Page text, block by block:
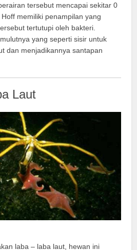
tersebut mencapai sekitar 0
memiliki penampilan yang
tertutupi oleh bakteri.
yang seperti sisir untuk
dan menjadikannya santapan
Laut
laba – laba laut, hewan ini